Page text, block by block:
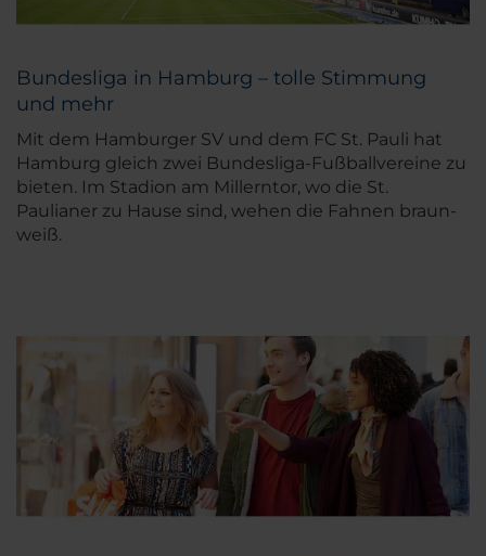
Bundesliga in Hamburg – tolle Stimmung
und mehr
Mit dem Hamburger SV und dem FC St. Pauli hat
Hamburg gleich zwei Bundesliga-Fußballvereine zu
bieten. Im Stadion am Millerntor, wo die St.
Paulianer zu Hause sind, wehen die Fahnen braun-
weiß.